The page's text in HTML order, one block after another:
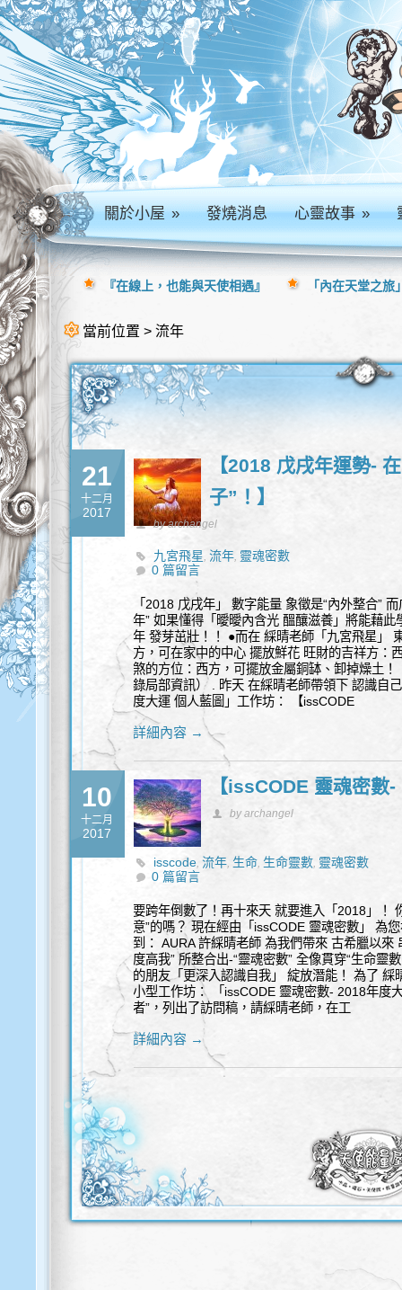
關於小屋» 發燒消息 心靈故事»
當前位置 > 流年
21
十二月
2017
【2018 戊戌年運勢-
子”！】
by archangel
九宮飛星,流年, 靈魂密數
0 篇留言
「2018 戊戌年」 數字能量 象徵是“內外整合”
年” 如果懂得「曖曖內含光 醞釀滋養」將能藉
年 發芽茁壯！！ ●而在 綵晴老師「九宮飛星」
方，可在家中的中心 擺放鮮花 旺財的吉祥方：
煞的方位：西方，可擺放金屬銅缽、卸掉燥土
錄局部資訊） . 昨天 在綵晴老師帶領下 認識自
度大運 個人藍圖」工作坊： 【issCODE
詳細內容 →
10
十二月
2017
【issCODE 靈魂密數
by archangel
isscode,流年, 生命, 生命靈數, 靈魂密數
0 篇留言
要跨年倒數了！再十來天 就要進入「2018」！
意”的嗎？ 現在經由「issCODE 靈魂密數」 為
到： AURA 許綵晴老師 為我們帶來 古希臘以來
度高我” 所整合出-“靈魂密數” 全像貫穿“生命靈
的朋友「更深入認識自我」 綻放潛能！ 為了
小型工作坊： 「issCODE 靈魂密數- 2018年度
者”，列出了訪問稿，請綵晴老師，在工
詳細內容 →
『在線上，也能與天使相遇』 「內在天堂之